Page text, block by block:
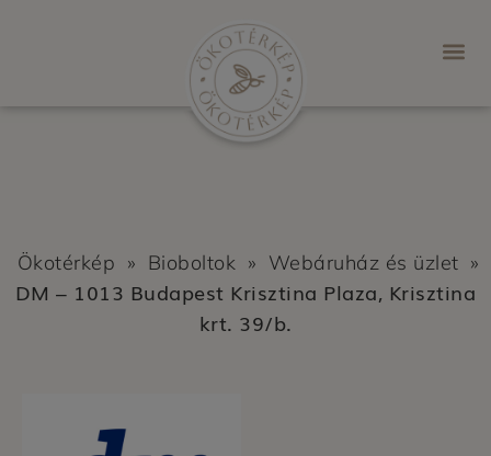
Ökotérkép » Bioboltok » Webáruház és üzlet »
DM – 1013 Budapest Krisztina Plaza, Krisztina
krt. 39/b.